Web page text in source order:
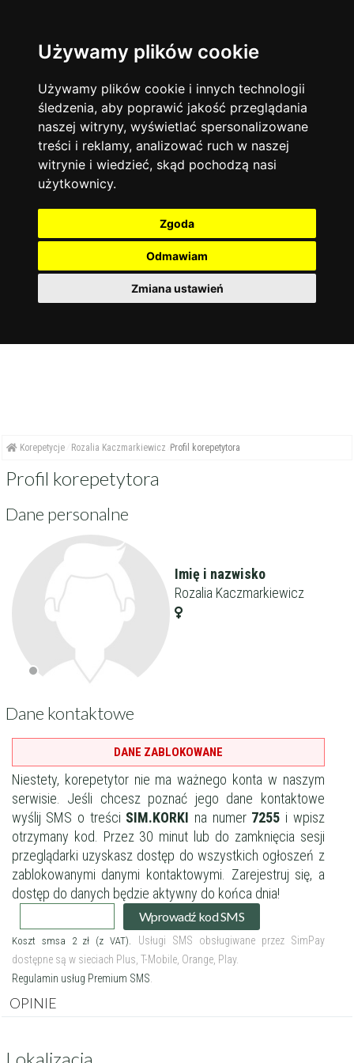
Używamy plików cookie
Używamy plików cookie i innych technologii
śledzenia, aby poprawić jakość przeglądania
naszej witryny, wyświetlać spersonalizowane
treści i reklamy, analizować ruch w naszej
witrynie i wiedzieć, skąd pochodzą nasi
użytkownicy.
Zgoda
Odmawiam
Zmiana ustawień
Język angielski 13745
Matematyka 12927
Chemia 4886
Język niemiecki 4307
Język polski 3426
Fizyka
Język francuski
Warszawa
Korepetycje
Online
14836
Kraków 7753
Wrocław
Łódź 3511
Gdańsk 2075
zakres dni
Wtorek
Środa
Czwartek
Piątek
Sobota
Niedziela
więcej filtrów Filtruj
Filtry
Moja lokalizacja
Korepetycje Rozalia Kaczmarkiewicz Profil korepetytora
Profil korepetytora
Dane personalne
Imię i nazwisko
Rozalia Kaczmarkiewicz
Dane kontaktowe
DANE ZABLOKOWANE
Niestety, korepetytor nie ma ważnego konta w naszym
serwisie.
Jeśli chcesz poznać jego dane kontaktowe
wyślij SMS o treści SIM.KORKI na numer 7255 i wpisz
otrzymany kod.
Przez 30 minut lub do zamknięcia sesji
przeglądarki uzyskasz dostęp do wszystkich ogłoszeń z
zablokowanymi danymi kontaktowymi.
Zarejestruj się, a
dostęp do danych będzie aktywny do końca dnia!
Wprowadź kod SMS
Koszt smsa 2 zł (z VAT).
Usługi SMS obsługiwane przez SimPay
dostępne są w sieciach Plus, T-Mobile, Orange, Play.
Regulamin usług Premium SMS
OPINIE